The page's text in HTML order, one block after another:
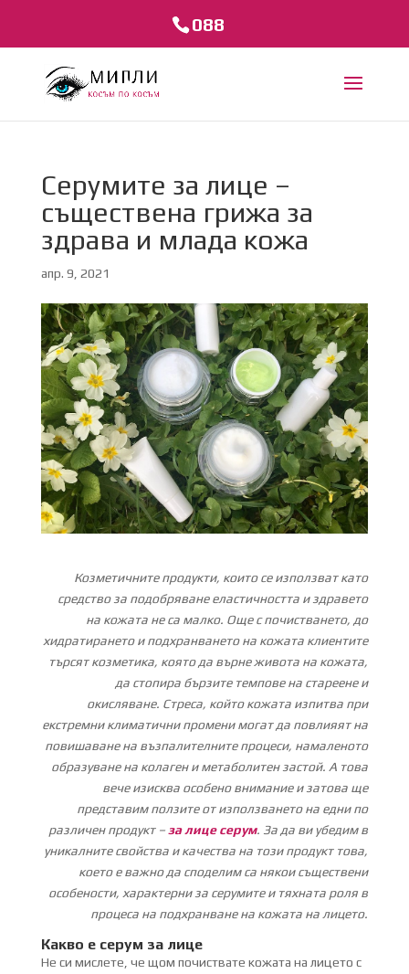
088
Серумите за лице –
съществена грижа за
здрава и млада кожа
апр. 9, 2021
Козметичните продукти, които се използват като
средство за подобряване еластичността и здравето
на кожата не са малко. Още с почистването, до
хидратирането и подхранването на кожата клиентите
търсят козметика, която да върне живота на кожата,
да стопира бързите темпове на стареене и
окисляване. Стреса, който кожата изпитва при
екстремни климатични промени могат да повлияят на
повишаване на възпалителните процеси, намаленото
образуване на колаген и метаболитен застой. А това
вече изисква особено внимание и затова ще
представим ползите от използването на едни по
различен продукт –за лице серум. За да ви убедим в
уникалните свойства и качества на този продукт това,
което е важно да споделим са някои съществени
особености, характерни за серумите и тяхната роля в
процеса на подхранване на кожата на лицето.
Какво е серум за лице
Не си мислете, че щом почиствате кожата на лицето с